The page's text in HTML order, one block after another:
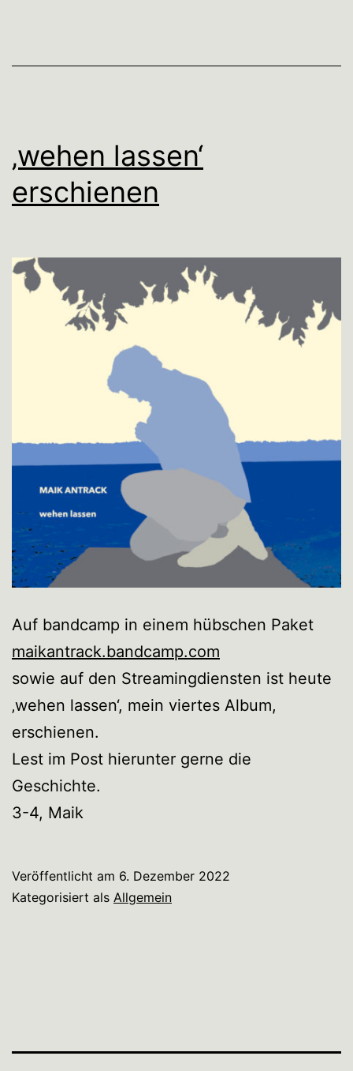
‚wehen lassen‘
erschienen
Auf bandcamp in einem hübschen Paket
maikantrack.bandcamp.com
sowie auf den Streamingdiensten ist heute
‚wehen lassen‘, mein viertes Album,
erschienen.
Lest im Post hierunter gerne die
Geschichte.
3-4, Maik
Veröffentlicht am 6. Dezember 2022
Kategorisiert als Allgemein